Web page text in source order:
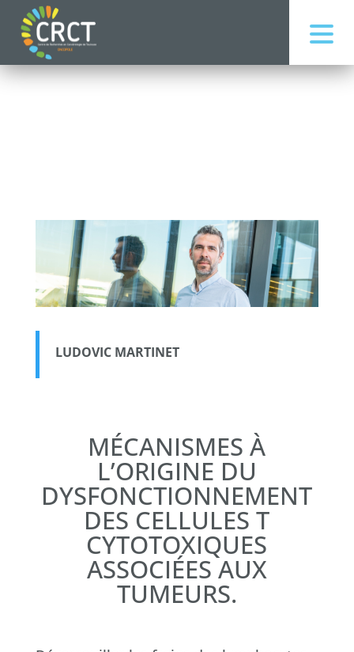
LUDOVIC MARTINET
MÉCANISMES À
L’ORIGINE DU
DYSFONCTIONNEMENT
DES CELLULES T
CYTOTOXIQUES
ASSOCIÉES AUX
TUMEURS.